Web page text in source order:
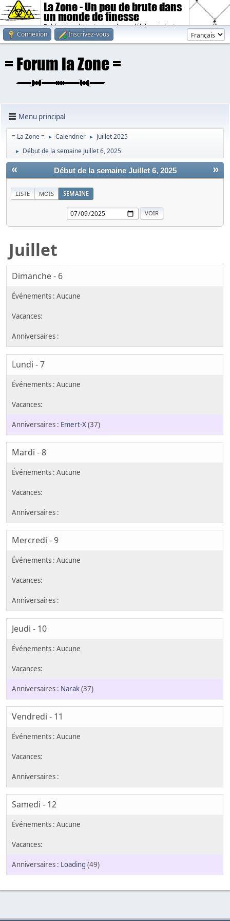
La Zone - Un peu de brute dans
un monde de finesse
Publication de textes sombres, débiles, violents.
Connexion
Inscrivez-vous
Menu principal
= La Zone = ► Calendrier ► Juillet 2025
► Début de la semaine Juillet 6, 2025
« »
Début de la semaine Juillet 6, 2025
LISTE MOIS SEMAINE
Juillet
Dimanche - 6
Lundi - 7
Emert-X(37)
Mardi - 8
Mercredi - 9
Jeudi - 10
Narak(37)
Vendredi - 11
Samedi - 12
Loading (49)